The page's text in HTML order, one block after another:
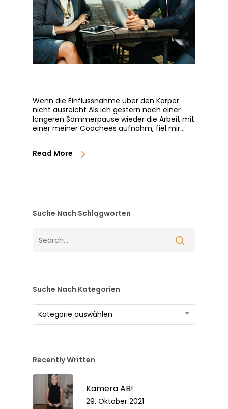
Wenn die Einflussnahme über den Körper
nicht ausreicht Als ich gestern nach einer
längeren Sommerpause wieder die Arbeit mit
einer meiner Coachees aufnahm, fiel mir…
Read More
Suche Nach Schlagworten
Suche Nach Kategorien
Suche
nach
Kategorie auswählen
Recently Written
Kamera AB!
29. Oktober 2021